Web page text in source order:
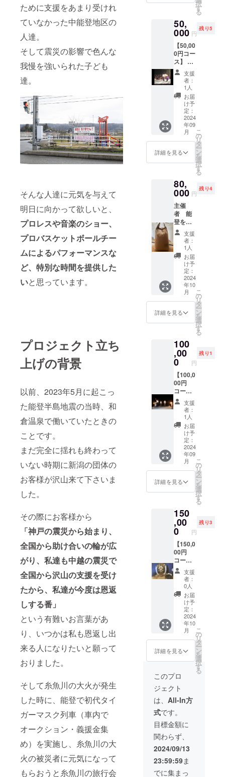
ために支援をあまり受けれ
ていなかった中能登地区の
人達。
そして震災の影響で色んな
我慢を強いられた子ども
達。
そんな人達に元気を与えて
明日に向かって欲しいと、
プロレスや音楽のショー、
プロバスケットボールチー
ムによるパフォーマンスな
ど、特別な時間を提供した
いと思っています。
プロジェクト立ち
上げの背景
以前、2023年5月に起こっ
た能登半島地震の当時、和
倉温泉で働いていたときの
ことです。
まだ完全に揺れも終わって
いない時期に新潟の団体の
お客様が沢山来て下さいま
した。
その際にお客様から
「神戸の震災から始まり、
全国から助け合いの輪が広
がり、私達も中越の震災で
全国から沢山の支援を受け
たから、私達が今度は恩返
しする番」
という有難いお言葉があ
り、いつかは私も恩返し出
来る人になりたいと願って
おりました。
そして糸魚川の大火が発生
した時に、能登で初代タイ
ガーマスク列車（車内で
オークション・義援金集
め）を実施し、糸魚川の大
火の被災者に元気になって
もらおうと糸魚川の旅行会
ボール
参加出
来ま
す。 ・
（現地
に来ら
れない
場合）
参加選
手より
ビデオ
メッ
セージ
・初代
タイ
ガーマ
スク後
援会
体同心
スポー
ツタオ
ル又
は、マ
フラー
タオル
※当日参
加する
プロレ
ス選手
のサイ
ンをタ
オルに
入れま
す。 ・
主催
行委員
会から
のお礼
メール
送付 ・
イベン
ト当日
のデジ
タル写
真集 ・
イベン
ト当日
の報告
レポー
ト送付
（PDF
形式）
当日、
て名前
を読み
上げさ
せて頂
きま
す。 ※
注意事
項：支
援時、
必ず備
考欄に
読み上
げを希
望され
るお名
前をご
記入く
ださ
択
す
る
50,
000 円
残り5
【50,00
0円コー
ス】 ・
当日来
訪が可
能であ
れば、
リング
上にて
選手に
プレゼ
ント贈
呈&選手
達と写
真撮影
・イベ
了後、
当日参
加する
出演者
達と夕
食会
（BBQ
を予
定）に
参加 ・
初代タ
イガー
マスク
後援
会 異
体同心
Ｔシャ
開：S,
M, L,
XL カ
ラー：
黒） ・
主催
者 能
登を笑
顔に実
行委員
会から
のお礼
メール
送付 ・
イベン
ト当日
のデジ
タル写
の報告
レポー
ト送付
（PDF
形式）
当日、
会場に
て協力
者とし
て名前
を読み
上げさ
せて頂
きま
す。 ※
注意事
項：支
援時、
読み上
げを希
望され
るお名
前をご
記入く
ださ
い。
支援
者：
1人
お届
け予
定：
2024
年09
月
詳細を見る
こ
の
リ
タ
ー
ン
を
選
択
す
る
80,
000 円
残り4
主催
者 能
登を笑
顔に実
行委員
会から
のお礼
のメー
ル送付
イベン
ト当日
の報告
メール
送付
2024
年 能
米コシ
ヒカリ
30キロ
の玄米
をお届
け。玄
米なら
冷暗
所、冷
蔵庫等
の保存
なら1年
以上も
賞味可
能。精
米希望
の場合
は、ご
相談下
さい。
関して
は冷暗
所で保
存。直
射日
光、高
音は避
けて下
さい。
精米か
ら時間
が経過
すると
風味が
落ちま
すので
お早め
にお召
し上が
り下さ
い。
支援
者：
1人
お届
け予
定：
2024
年10
月
詳細を見る
こ
の
リ
タ
ー
ン
を
選
択
す
る
100
,00
0 円
残り1
【100,0
00円
コー
ス】 ・
プロレ
スの試
合１試
合のリ
ングア
ナウン
サー体
験 ・リ
ング上
にて選
手達と
写真撮
ベント
終了
後、当
日参加
する出
演者達
と夕食
会
（BBQ
を予
定）に
参加 ・
初代タ
イガー
マスク
後援
会
【サイ
ン入
り】異
体同心
スポー
ツタオ
ル又
は、マ
フラー
タオル
※当日参
加する
プロレ
ス選手
達のサ
インを
支援
者：
1人
お届
け予
定：
2024
年09
月
詳細を見る
こ
の
リ
タ
ー
ン
を
選
択
す
る
150
,00
0 円
残り3
【150,0
00円
コー
ス】 ・
初代タ
イガー
マスク
の直筆
サイン
入りYN
製マス
ク（マ
スター
グレー
ドエ
ディ
ショ
ン） ・
サイン
を書い
て頂い
ている
模様の
動画を
送付 ・
イベン
ト終了
後、当
日参加
支援
者：
0人
お届
け予
定：
2024
年10
月
詳細を見る
こ
の
リ
タ
ー
ン
を
選
択
す
る
このプロ
ジェクト
は、 All-In方
式です。
目標金額に
関わらず、
2024/09/13
23:59:59ま
でに集まっ